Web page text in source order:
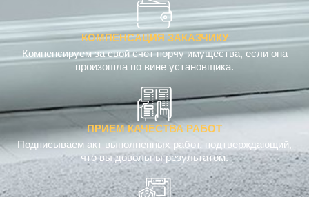
КОМПЕНСАЦИЯ ЗАКАЗЧИКУ
Компенсируем за свой счет порчу имущества, если она
произошла по вине установщика.
ПРИЕМ КАЧЕСТВА РАБОТ
Подписываем акт выполненных работ, подтверждающий,
что вы довольны результатом.